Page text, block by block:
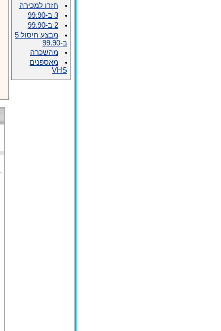
חזרו למכירה
3 ב-99.90
2 ב-99.90
מבצע חיסול 5
ב-99.90
מהשכרה
מאספנים
VHS